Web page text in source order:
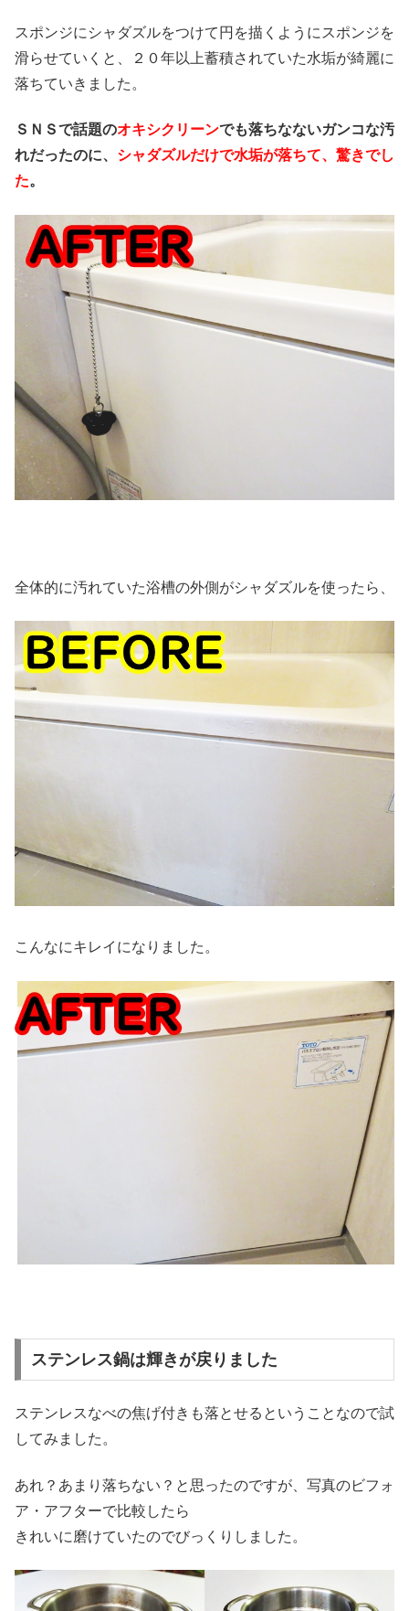
スポンジにシャダズルをつけて円を描くようにスポンジを
滑らせていくと、２０年以上蓄積されていた水垢が綺麗に
落ちていきました。
ＳＮＳで話題のオキシクリーンでも落ちなないガンコな汚
れだったのに、 シャダズルだけで水垢が落ちて、驚きでし
た。
全体的に汚れていた浴槽の外側がシャダズルを使ったら、
こんなにキレイになりました。
ステンレス鍋は輝きが戻りました
ステンレスなべの焦げ付きも落とせるということなので試
してみました。
あれ？あまり落ちない？と思ったのですが、写真のビフォ
ア・アフターで比較したら
きれいに磨けていたのでびっくりしました。